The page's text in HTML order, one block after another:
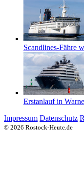
Scandlines-Fähre
Erstanlauf in
Impressum Datenschutz
© 2026 Rostock-Heute.de